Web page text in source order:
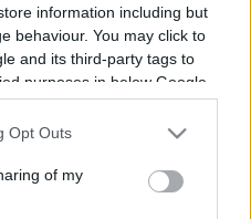
information including but
behaviour. You may click to
and its third-party tags to
purposes in below Google
Opt Outs
of my
la liste des futurs
en France de
de combats de